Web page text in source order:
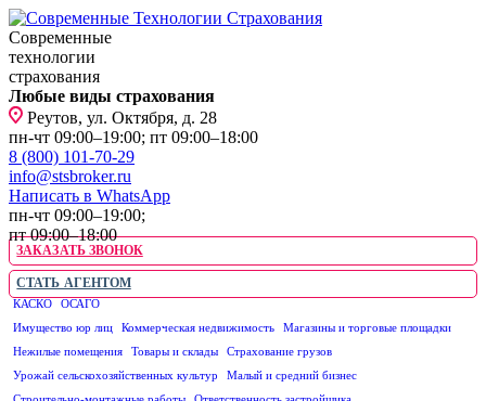
Современные
технологии
страхования
Любые виды страхования
Реутов, ул. Октября, д. 28
пн-чт 09:00–19:00; пт 09:00–18:00
8 (800) 101-70-29
info@stsbroker.ru
Написать в WhatsApp
пн-чт 09:00–19:00;
пт 09:00–18:00
ЗАКАЗАТЬ ЗВОНОК
СТАТЬ АГЕНТОМ
КАСКО ОСАГО
Имущество юр лиц
Коммерческая недвижимость
Магазины и торговые площадки
Нежилые помещения
Товары и склады
Страхование грузов
Урожай сельскохозяйственных культур
Малый и средний бизнес